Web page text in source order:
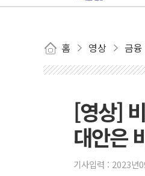
홈 영상 금융
[영상]
대안은
기사입력 : 2023년